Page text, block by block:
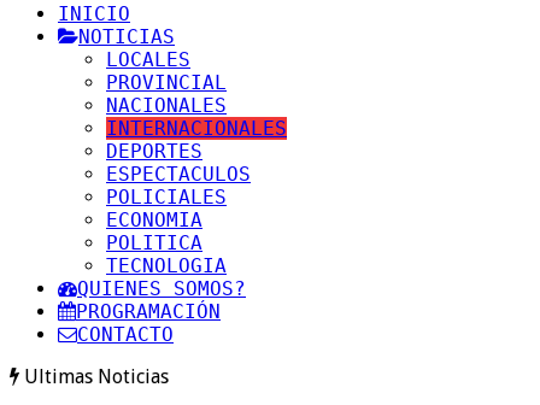
INICIO
NOTICIAS
LOCALES
PROVINCIAL
NACIONALES
INTERNACIONALES
DEPORTES
ESPECTACULOS
POLICIALES
ECONOMIA
POLITICA
TECNOLOGIA
QUIENES SOMOS?
PROGRAMACIÓN
CONTACTO
Ultimas Noticias